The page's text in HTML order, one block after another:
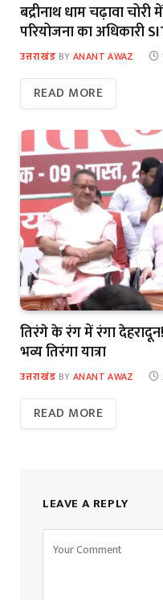
बद्रीनाथ धाम चढ़ावा
परियोजना का अधिकारी
उत्तराखंड BY ANANT AWAZ
READ MORE
तिरंगे के रंग में रंगा
भव्य तिरंगा यात्रा
उत्तराखंड BY ANANT AWAZ
READ MORE
LEAVE A REPLY